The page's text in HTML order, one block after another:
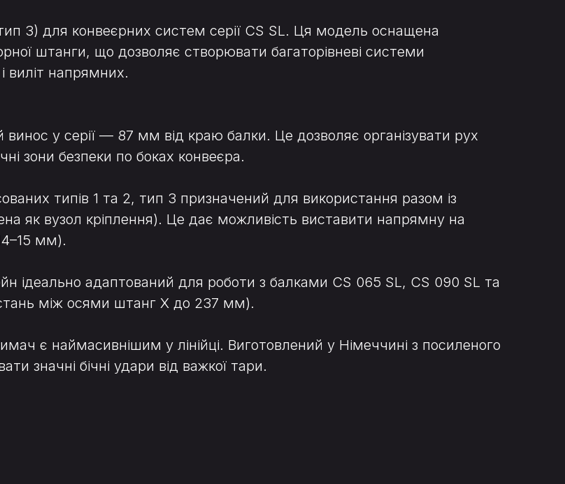
3) для конвеєрних систем серії CS SL. Ця модель оснащена
штанги, що дозволяє створювати багаторівневі системи
виліт напрямних.
у серії — 87 мм від краю балки. Це дозволяє організувати рух
зони безпеки по боках конвеєра.
типів 1 та 2, тип 3 призначений для використання разом із
як вузол кріплення). Це дає можливість виставити напрямну на
мм).
ідеально адаптований для роботи з балками CS 065 SL, CS 090 SL та
між осями штанг X до 237 мм).
є наймасивнішим у лінійці. Виготовлений у Німеччині з посиленого
значні бічні удари від важкої тари.